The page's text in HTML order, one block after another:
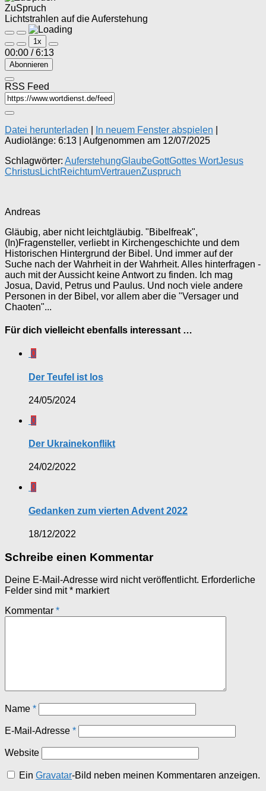
ZuSpruch
Lichtstrahlen auf die Auferstehung
Play
Episode
Pause
Episode
1x
00:00 / 6:13
Abonnieren
RSS Feed
Datei herunterladen In neuem Fenster abspielen
Audiolänge: 6:13
Aufgenommen am 12/07/2025
Schlagwörter: AuferstehungGlaubeGottGottes WortJesus
ChristusLichtReichtumVertrauenZuspruch
Andreas
Gläubig, aber nicht leichtgläubig. "Bibelfreak",
(In)Fragensteller, verliebt in Kirchengeschichte und dem
Historischen Hintergrund der Bibel. Und immer auf der
Suche nach der Wahrheit in der Wahrheit. Alles hinterfragen -
auch mit der Aussicht keine Antwort zu finden. Ich mag
Josua, David, Petrus und Paulus. Und noch viele andere
Personen in der Bibel, vor allem aber die "Versager und
Chaoten"...
Für dich vielleicht ebenfalls interessant …
0
Der Teufel ist los
24/05/2024
0
Der Ukrainekonflikt
24/02/2022
0
Gedanken zum vierten Advent 2022
18/12/2022
Schreibe einen Kommentar
Deine E-Mail-Adresse wird nicht veröffentlicht. Erforderliche
Felder sind mit* markiert
Kommentar *
Name *
E-Mail-Adresse *
Website
EinGravatar-Bild neben meinen Kommentaren anzeigen.